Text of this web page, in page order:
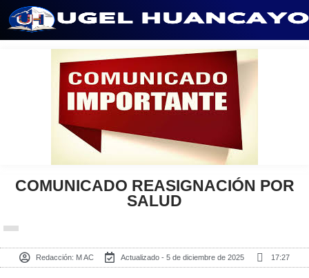
COMUNICADO REASIGNACIÓN POR
SALUD
Redacción: M AC Actualizado - 5 de diciembre de 2025 17:27